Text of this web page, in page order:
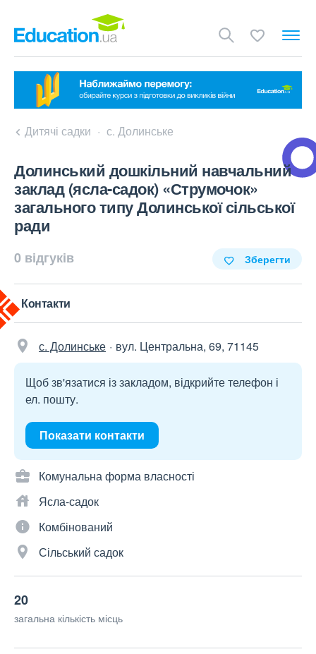
Дитячі садки с. Долинське
Долинський дошкільний навчальний
заклад (ясла-садок) «Струмочок»
загального типу Долинської сільської
ради
0 відгуків Зберегти
Контакти
с. Долинське вул. Центральна, 69, 71145
Щоб зв'язатися із закладом, відкрийте телефон і
ел. пошту.
Показати контакти
Комунальна форма власності
Ясла-садок
Комбінований
Сільський садок
20
загальна кількість місць